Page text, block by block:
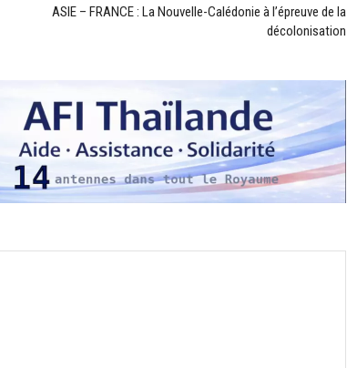
ASIE – FRANCE : La Nouvelle-Calédonie à l’épreuve de la
décolonisation